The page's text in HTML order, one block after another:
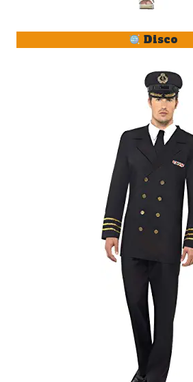
Disco